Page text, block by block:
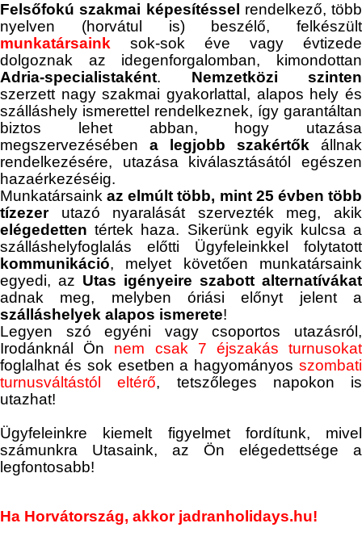
Felsőfokú szakmai képesítéssel
rendelkező, több
nyelven (horvátul is) beszélő, felkészült
munkatársaink sok-sok éve vagy évtizede
dolgoznak az idegenforgalomban, kimondottan
Adria-specialistaként. Nemzetközi szinten
szerzett nagy szakmai gyakorlattal, alapos hely és
szálláshely ismerettel rendelkeznek, így garantáltan
biztos lehet abban, hogy utazása
megszervezésében a legjobb szakértők állnak
rendelkezésére, utazása kiválasztásától egészen
hazaérkezéséig.
Munkatársainkaz elmúlt több, mint 25 évben több
tízezerutazó nyaralását szervezték meg, akik
elégedetten tértek haza. Sikerünk egyik kulcsa a
szálláshelyfoglalás előtti Ügyfeleinkkel folytatott
kommunikáció, melyet követően munkatársaink
egyedi, az Utas igényeire szabott alternatívákat
adnak meg, melyben óriási előnyt jelent a
szálláshelyek alapos ismerete!
Legyen szó egyéni vagy csoportos utazásról,
Irodánknál Ön nem csak 7 éjszakás turnusokat
foglalhat és sok esetben a hagyományos szombati
turnusváltástól eltérő, tetszőleges napokon is
utazhat!
Ügyfeleinkre kiemelt figyelmet fordítunk, mivel
számunkra Utasaink, az Ön elégedettsége a
legfontosabb!
Ha Horvátország, akkor jadranholidays.hu!